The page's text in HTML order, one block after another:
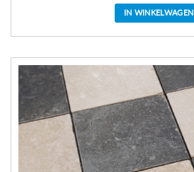
IN WINKELWAGEN